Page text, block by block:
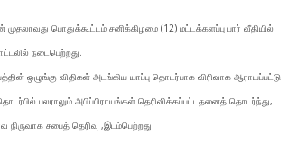
முதலாவது பொதுக்கூட்டம் சனிக்கிழமை (12) மட்டக்களப்பு பார் வீதியில்
நடைபெற்றது.
ஒழுங்கு விதிகள் அடங்கிய யாப்பு தொடர்பாக விரிவாக ஆராயப்பட்டு
பலராலும் அபிப்பிராயங்கள் தெரிவிக்கப்பட்டதனைத் தொடர்ந்து,
நிருவாக சபைத் தெரிவு ,இடம்பெற்றது.